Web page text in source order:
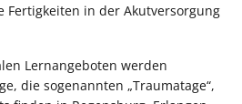
in der Akutversorgung
Lernangeboten werden
die sogenannten „Traumatage“,